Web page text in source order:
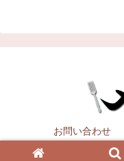
お問い合わせ
Copyright © 2021